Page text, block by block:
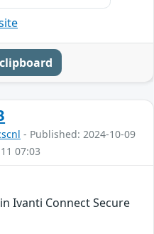
- Published: 2024-10-09
07:03
Ivanti Connect Secure